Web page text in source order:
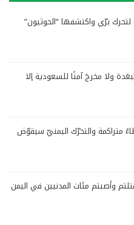
برّي واكتشفها “الحوثيون”
ولا مخرجَ آمنًا للسعودية إلا
متراكمة والتحرّك اليمنيّ سيقوّض
وأصبتم مئات المدنيين في اليمن